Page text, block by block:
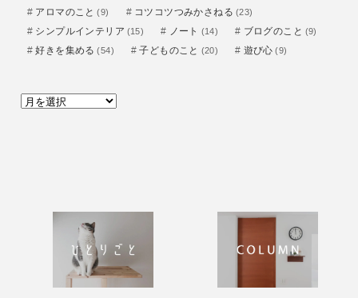
アロマのこと (9) コツコツつみかさねる (23)
シンプルインテリア (15) ノート (14) ブログのこと (9)
好きを集める (54) 子どものこと (20) 遊び心 (9)
ア